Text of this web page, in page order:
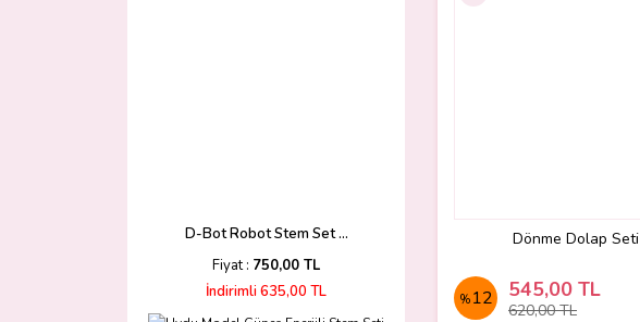
D-Bot Robot Stem Set ...
Fiyat : 750,00 TL
İndirimli 635,00 TL
Dönme Dolap Seti
% 12 545,00 TL
620,00 TL